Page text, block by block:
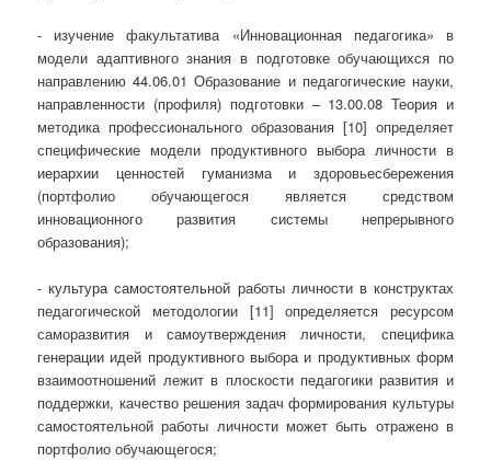
- изучение факультатива «Инновационная педагогика» в
модели адаптивного знания в подготовке обучающихся по
направлению 44.06.01 Образование и педагогические науки,
направленности (профиля) подготовки – 13.00.08 Теория и
методика профессионального образования [10] определяет
специфические модели продуктивного выбора личности в
иерархии ценностей гуманизма и здоровьесбережения
(портфолио обучающегося является средством
инновационного развития системы непрерывного
образования);
- культура самостоятельной работы личности в конструктах
педагогической методологии [11] определяется ресурсом
саморазвития и самоутверждения личности, специфика
генерации идей продуктивного выбора и продуктивных форм
взаимоотношений лежит в плоскости педагогики развития и
поддержки, качество решения задач формирования культуры
самостоятельной работы личности может быть отражено в
портфолио обучающегося;